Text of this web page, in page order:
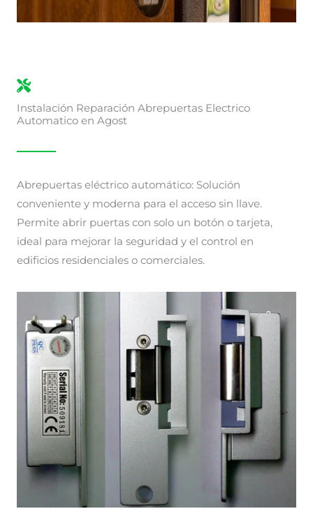
Instalación Reparación Abrepuertas Electrico
Automatico en Agost
Abrepuertas eléctrico automático: Solución
conveniente y moderna para el acceso sin llave.
Permite abrir puertas con solo un botón o tarjeta,
ideal para mejorar la seguridad y el control en
edificios residenciales o comerciales.